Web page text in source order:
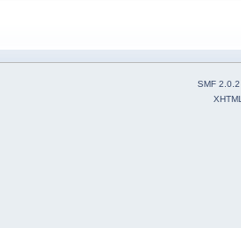
SMF 2.0.2